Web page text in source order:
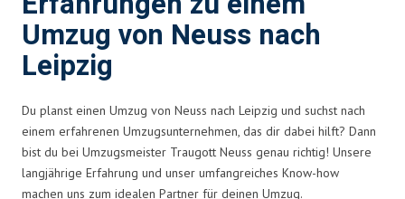
Umzug von Neuss nach
Leipzig
Du planst einen Umzug von Neuss nach Leipzig und suchst nach
einem erfahrenen Umzugsunternehmen, das dir dabei hilft? Dann
bist du bei Umzugsmeister Traugott Neuss genau richtig! Unsere
langjährige Erfahrung und unser umfangreiches Know-how
machen uns zum idealen Partner für deinen Umzug.